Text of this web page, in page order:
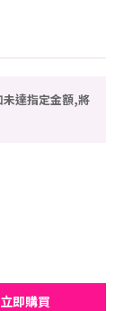
達指定金額,將
立即購買